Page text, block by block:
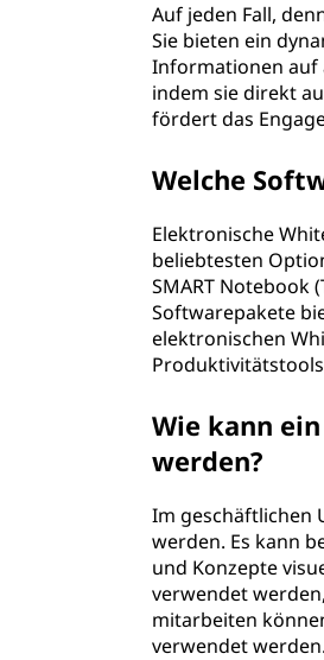
Auf jeden Fall,
Sie bieten ein
Informationen auf
indem sie direkt
fördert das
Welche
Elektronische
beliebtesten
SMART Notebook
Softwarepakete
elektronischen
Wie kann
werden?
Im geschäftlichen
werden. Es kann
und Konzepte
verwendet
mitarbeiten
verwendet werden.